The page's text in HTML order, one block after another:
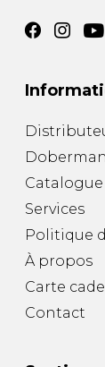
Catalogue
Services
Politique
À propos
Carte
Contact